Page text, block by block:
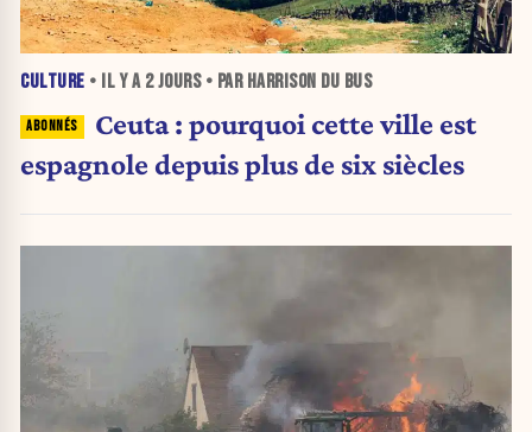
CULTURE • IL Y A 2 JOURS• PAR HARRISON DU BUS
Ceuta : pourquoi cette ville est
espagnole depuis plus de six siècles